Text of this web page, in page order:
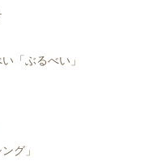
「ぶるべい」
グ」